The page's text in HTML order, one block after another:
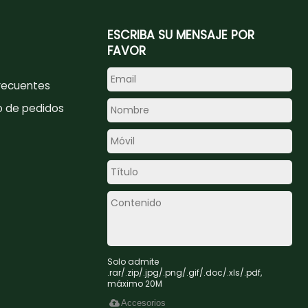
de pedidos
ESCRIBA SU MENSAJE POR
FAVOR
Solo admite
.rar/.zip/.jpg/.png/.gif/.doc/.xls/.pdf,
máximo 20M
Accesorios